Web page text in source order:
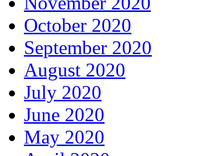
October 2020
September 2020
August 2020
July 2020
June 2020
May 2020